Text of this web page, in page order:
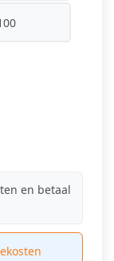
en betaal